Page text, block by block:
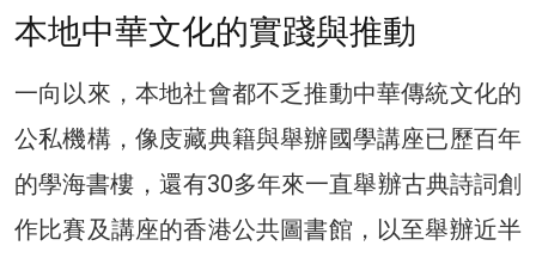
本地中華文化的實踐與推動
一向以來，本地社會都不乏推動中華傳統文化的
公私機構，像庋藏典籍與舉辦國學講座已歷百年
的學海書樓，還有30多年來一直舉辦古典詩詞創
作比賽及講座的香港公共圖書館，以至舉辦近半